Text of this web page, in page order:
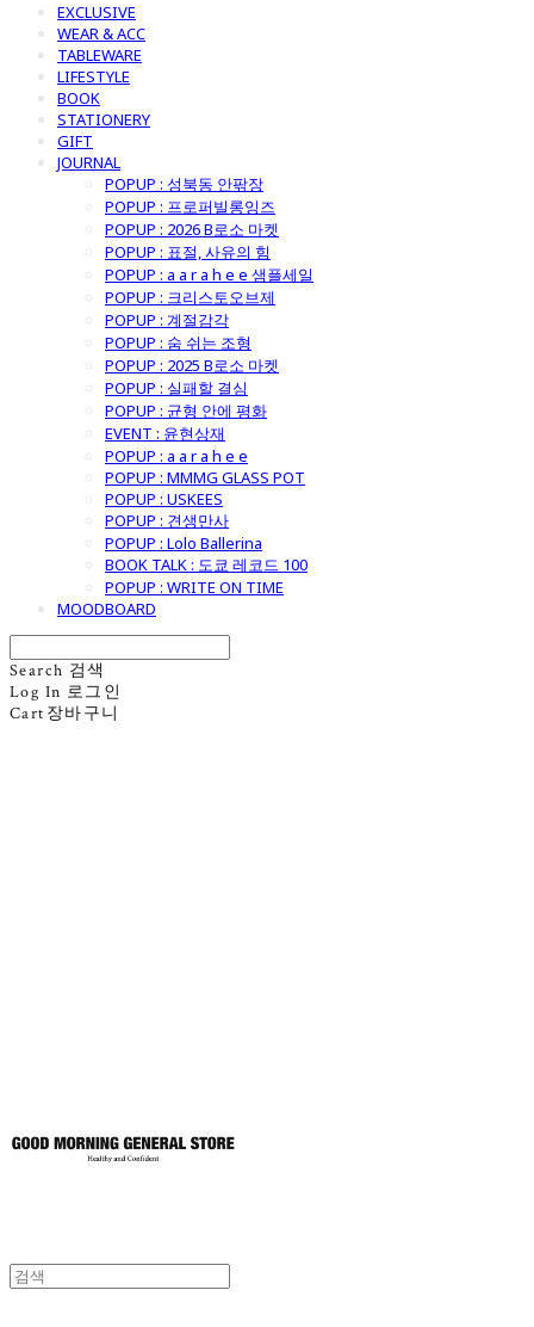
EXCLUSIVE
WEAR & ACC
TABLEWARE
LIFESTYLE
BOOK
STATIONERY
GIFT
JOURNAL
POPUP : 성북동 안팎장
POPUP : 프로퍼빌롱잉즈
POPUP : 2026 B로소 마켓
POPUP : 표절, 사유의 힘
POPUP : a a r a h e e 샘플세일
POPUP : 크리스토오브제
POPUP : 계절감각
POPUP : 숨 쉬는 조형
POPUP : 2025 B로소 마켓
POPUP : 실패할 결심
POPUP : 균형 안에 평화
EVENT : 윤현상재
POPUP : a a r a h e e
POPUP : MMMG GLASS POT
POPUP : USKEES
POPUP : 견생만사
POPUP : Lolo Ballerina
BOOK TALK : 도쿄 레코드 100
POPUP : WRITE ON TIME
MOODBOARD
Search 검색
Log In 로그인
Cart 장바구니